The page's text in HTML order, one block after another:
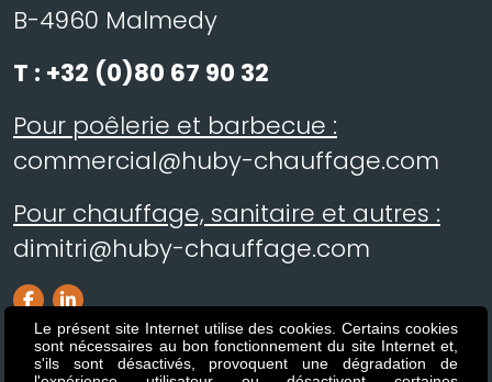
B-4960 Malmedy
T : +32 (0)80 67 90 32
Pour poêlerie et barbecue :
commercial@huby-chauffage.com
Pour chauffage, sanitaire et autres :
dimitri@huby-chauffage.com
Le présent site Internet utilise des cookies. Certains cookies
sont nécessaires au bon fonctionnement du site Internet et,
s'ils sont désactivés, provoquent une dégradation de